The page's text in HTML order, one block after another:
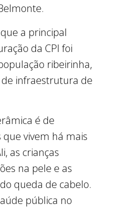
a principal
da CPI foi
ribeirinha,
infraestrutura de
é de
vivem há mais
as crianças
na pele e as
queda de cabelo.
pública no